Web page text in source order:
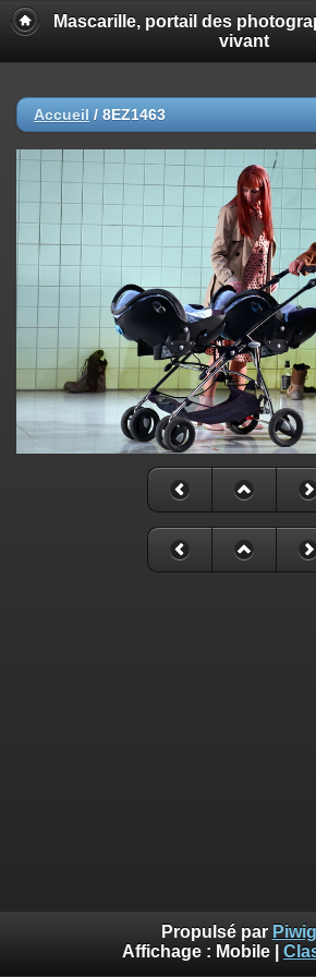
Mascarille, portail des
vivant
Accueil / 8EZ1463
Propulsé par
Affichage : Mobile